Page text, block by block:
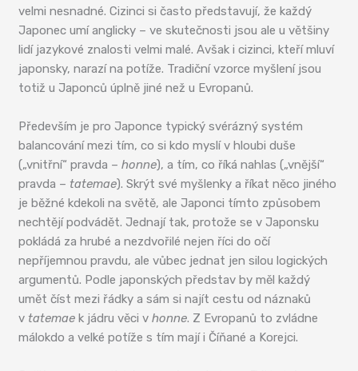
velmi nesnadné. Cizinci si často představují, že každý
Japonec umí anglicky – ve skutečnosti jsou ale u většiny
lidí jazykové znalosti velmi malé. Avšak i cizinci, kteří mluví
japonsky, narazí na potíže. Tradiční vzorce myšlení jsou
totiž u Japonců úplně jiné než u Evropanů.
Především je pro Japonce typický svérázný systém
balancování mezi tím, co si kdo myslí v hloubi duše
(„vnitřní“ pravda –honne), a tím, co říká nahlas („vnější“
pravda – tatemae). Skrýt své myšlenky a říkat něco jiného
je běžné kdekoli na světě, ale Japonci tímto způsobem
nechtějí podvádět. Jednají tak, protože se v Japonsku
pokládá za hrubé a nezdvořilé nejen říci do očí
nepříjemnou pravdu, ale vůbec jednat jen silou logických
argumentů. Podle japonských představ by měl každý
umět číst mezi řádky a sám si najít cestu od náznaků
v tatemaek jádru věci vhonne. Z Evropanů to zvládne
málokdo a velké potíže s tím mají i Číňané a Korejci.